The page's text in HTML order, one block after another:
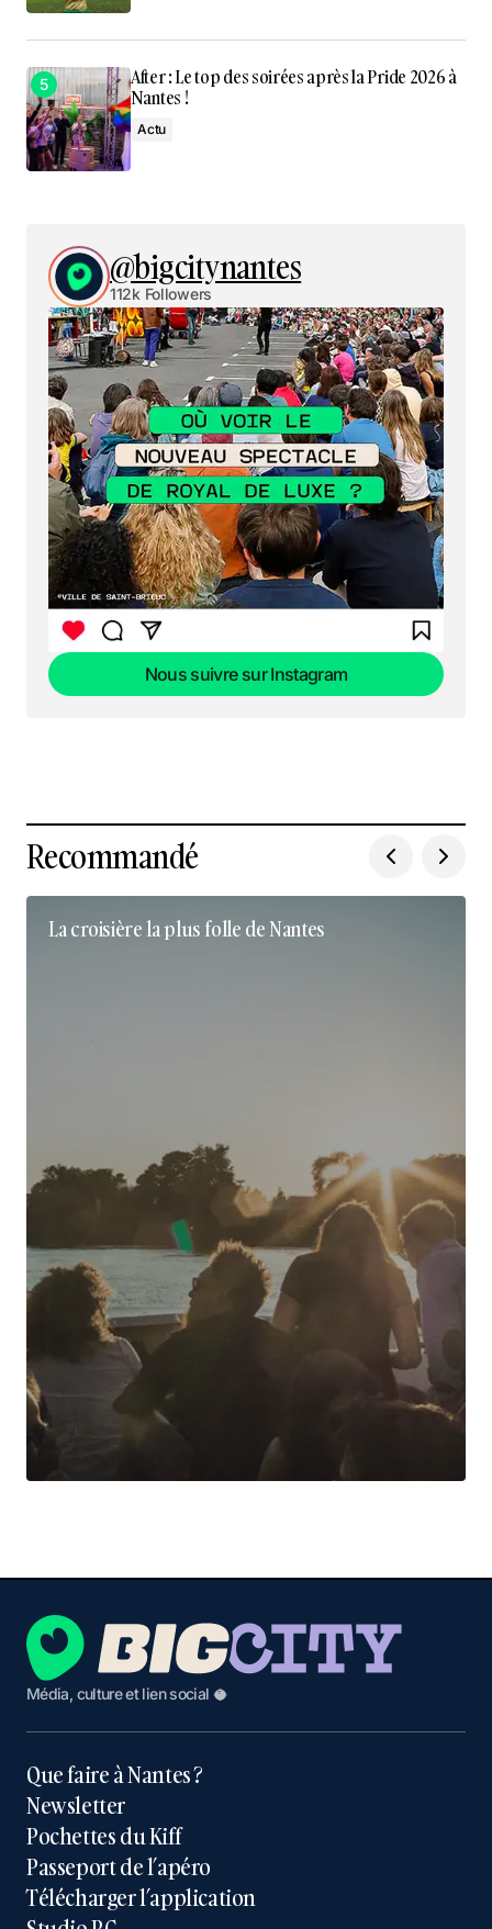
After : Le top des soirées après la Pride 2026 à
Nantes !
Actu
@bigcitynantes
112k Followers
Nous suivre sur Instagram
Recommandé
La croisière la plus folle de Nantes
Média, culture et lien social 🥥
Que faire à Nantes ?
Newsletter
Pochettes du Kiff
Passeport de l’apéro
Télécharger l’application